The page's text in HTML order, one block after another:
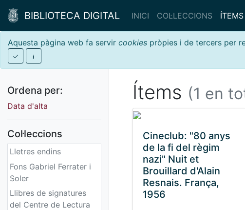
BIBLIOTECA DIGITAL INICI COL·LECCIONS ÍTEMS
Aquesta pàgina web fa servir cookies pròpies i de tercers per
Ordena per:
Data d'alta
Col·leccions
Lletres endins
Fons Gabriel Ferrater i
Soler
Llibres de signatures
del Centre de Lectura
Ítems (1 en
Cineclub: "80 anys
de la fi del règim
nazi" Nuit et
Brouillard d'Alain
Resnais. França,
1956